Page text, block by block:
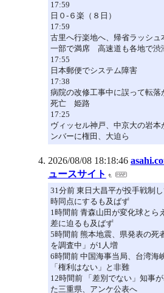
17:59
日０-６楽（８日）
17:59
古里へ行楽地へ、帰省ラッシ
一部で満席 高速道も各地で渋
17:55
日本郵便でシステム障害
17:38
病院の改修工事中に誤って転
死亡 姫路
17:25
ヴィッセル神戸、中京大の岩
ンバーに権田、大迫ら
2026/08/08 18:18:46
ュースサイト
31分前 東日大昌平が投手戦制
時同点にするも及ばず
1時間前 青森山田が変化球と
差に迫るも及ばず
5時間前 熊本地震、県発表の
を調査中」が1人増
6時間前 中国海事当局、台湾
「権利はない」と非難
12時間前 「差別でない」知事
た三重県、アンケ公表へ